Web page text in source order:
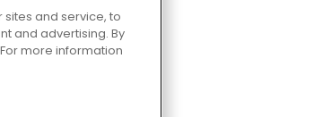
Zen Solitaire
and service, to
and advertising. By
more information